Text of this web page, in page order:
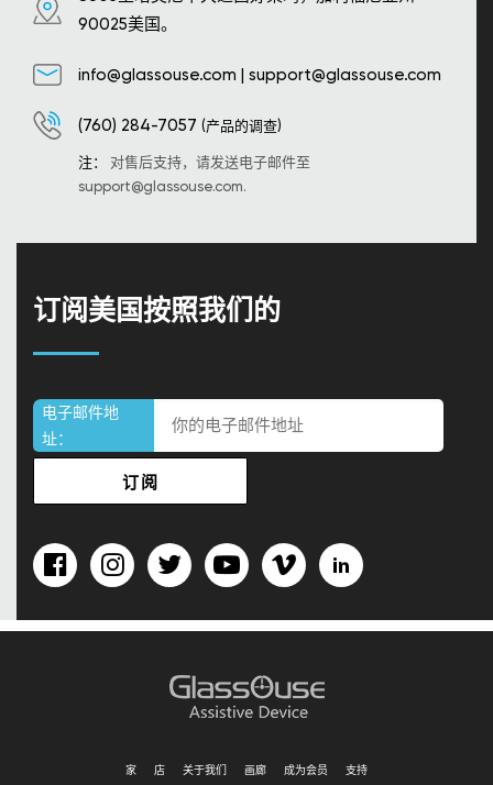
90025美国。
info@glassouse.com | support@glassouse.com
(760) 284-7057 (产品的调查)
注： 对售后支持，请发送电子邮件至
support@glassouse.com.
订阅美国按照我们的
电子邮件地
址：
家 店 关于我们 画廊 成为会员 支持